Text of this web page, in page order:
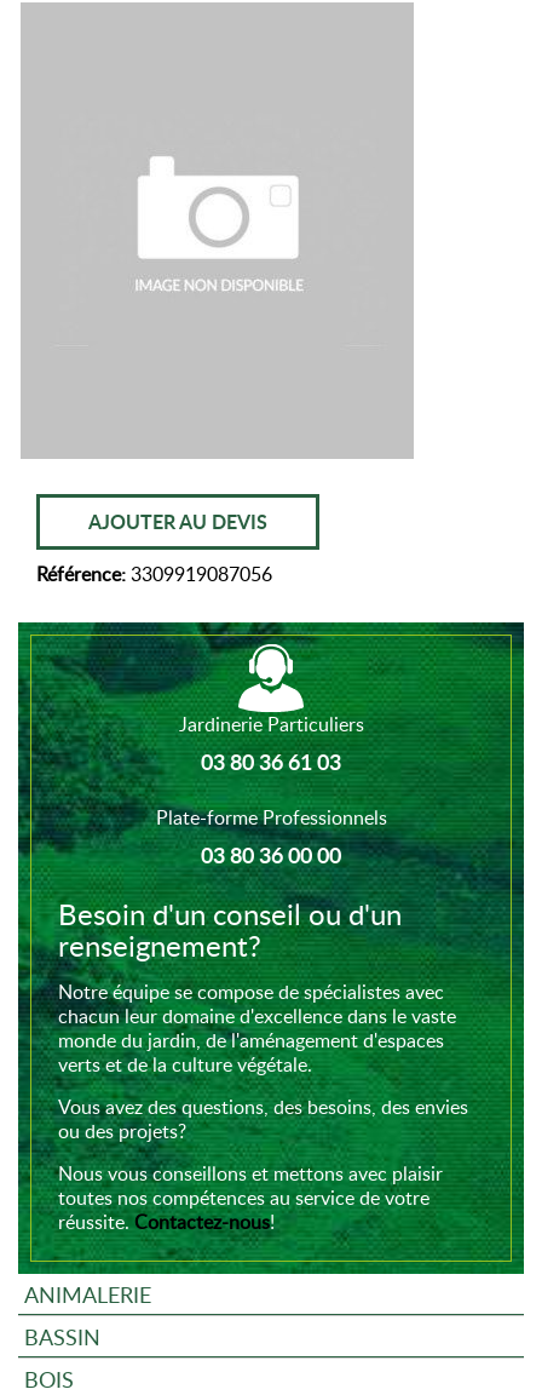
AJOUTER AU DEVIS
Référence:3309919087056
Jardinerie Particuliers
03 80 36 61 03
Plate-forme Professionnels
03 80 36 00 00
Besoin d'un conseil ou d'un
renseignement?
Notre équipe se compose de spécialistes avec
chacun leur domaine d'excellence dans le vaste
monde du jardin, de l'aménagement d'espaces
verts et de la culture végétale.
Vous avez des questions, des besoins, des envies
ou des projets?
Nous vous conseillons et mettons avec plaisir
toutes nos compétences au service de votre
réussite.Contactez-nous!
ANIMALERIE
BASSIN
BOIS